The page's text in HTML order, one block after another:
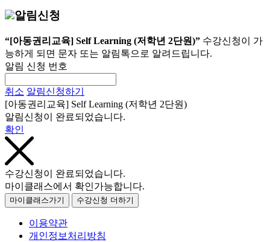
알림신청
“[아동권리교육] Self Learning (저학년 2단원)” 수강신청이 가
능하게 되면 문자 또는 알림톡으로 알려드립니다.
알림 신청 번호
취소 알림신청하기
[아동권리교육] Self Learning (저학년 2단원)
알림신청이 완료되었습니다.
확인
수강신청이 완료되었습니다.
마이클래스에서 확인가능합니다.
마이클래스가기 수강신청 더하기
이용약관
개인정보처리방침